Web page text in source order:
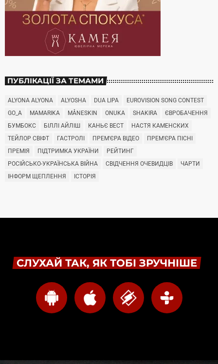
ПУБЛІКАЦІЇ ЗА ТЕМАМИ
ALYONA ALYONA ALYOSHA DUA LIPA
EUROVISION SONG CONTEST
GO_A
MAMARIKA MÅNESKIN ONUKA SHAKIRA
ЄВРОБАЧЕННЯ
БУМБОКС
БІЛЛІ АЙЛІШ КАНЬЄ ВЕСТ
НАСТЯ КАМЕНСКИХ
ТЕЙЛОР СВІФТ
ГАСТРОЛІ ПРЕМ'ЄРА ВІДЕО
ПРЕМ'ЄРА ПІСНІ
ПРЕМІЯ
ПІДТРИМКА УКРАЇНИ
РЕЙТИНГ
РОСІЙСЬКО-УКРАЇНСЬКА ВІЙНА
СВІДЧЕННЯ ОЧЕВИДЦІВ
ЧАРТИ
ІНФОРМ ЩЕПЛЕННЯ
ІСТОРІЯ
СЛУХАЙ ТАК, ЯК ТОБІ ЗРУЧНІШЕ